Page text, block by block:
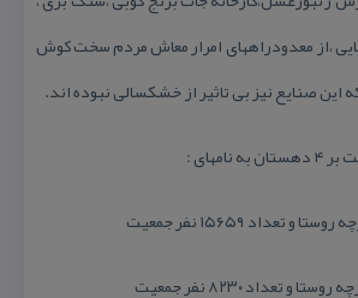
،از معدودراههای امرار معاش مردم سخت كوش
این صنایع نیز بی تاثیر از خشكسالی نبوده اند.
: